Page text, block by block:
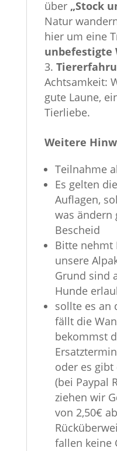
über „Stock
Natur
hier um eine
unbefestigte
Achtsamkeit:
gute Laune,
Tierliebe.
Weitere
Teilnahme
Es gelten
Auflagen,
was ändern
Bescheid
Bitte nehmt
unsere
Grund sind
Hunde
sollte es an
fällt die
bekommst
oder es gibt
(bei Paypal
ziehen wir
von 2,50€
fallen keine